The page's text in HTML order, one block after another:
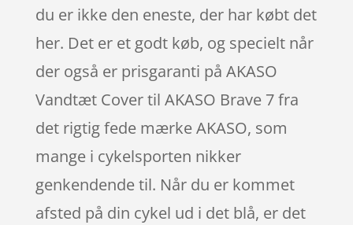
du er ikke den eneste, der har købt det
her. Det er et godt køb, og specielt når
der også er prisgaranti på AKASO
Vandtæt Cover til AKASO Brave 7 fra
det rigtig fede mærke AKASO, som
mange i cykelsporten nikker
genkendende til. Når du er kommet
afsted på din cykel ud i det blå, er det